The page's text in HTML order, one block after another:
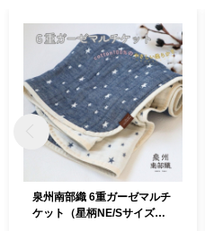
泉州南部織 6重ガーゼマルチ
ケット（星柄NE/Sサイズ）